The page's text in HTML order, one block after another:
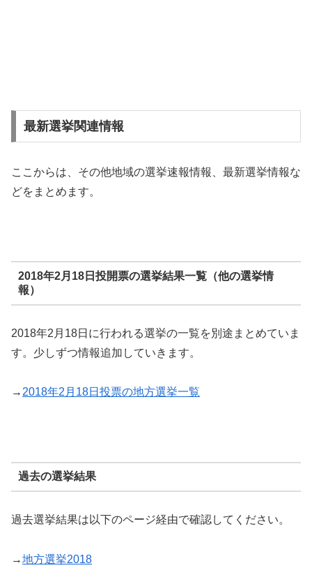
最新選挙関連情報
ここからは、その他地域の選挙速報情報、最新選挙情報な
どをまとめます。
2018年2月18日投開票の選挙結果一覧（他の選挙情
報）
2018年2月18日に行われる選挙の一覧を別途まとめていま
す。少しずつ情報追加していきます。
→ 2018年2月18日投票の地方選挙一覧
過去の選挙結果
過去選挙結果は以下のページ経由で確認してください。
→地方選挙2018